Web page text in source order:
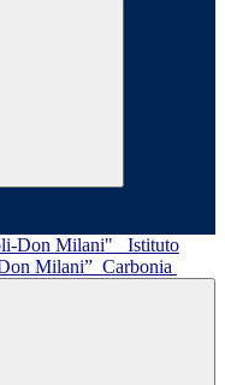
Istituto
Milani” Carbonia